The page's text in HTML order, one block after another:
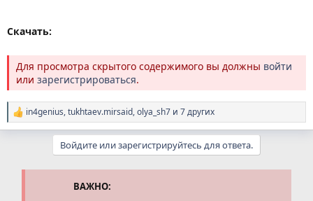
Скачать:
Для просмотра скрытого содержимого вы должны войти
или зарегистрироваться.
Р
е
in4genius,tukhtaev.mirsaid,olya_sh7 и 7 других
Войдите или зарегистрируйтесь для ответа.
ВАЖНО: